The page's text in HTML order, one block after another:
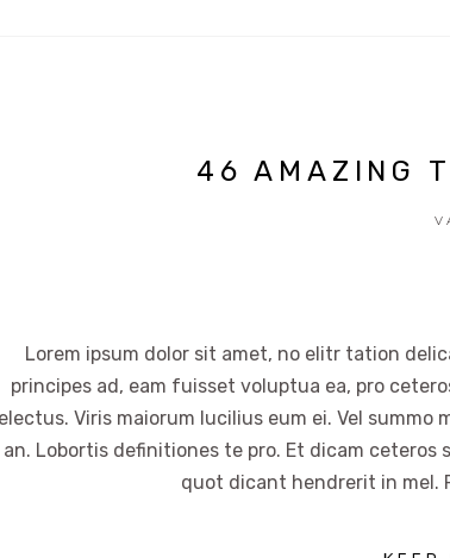
46 AMAZING
Lorem ipsum dolor sit amet, no elitr tation
principes ad, eam fuisset voluptua ea, pro
Viris maiorum lucilius eum ei. Vel
an. Lobortis definitiones te pro. Et dicam ceteros
quot dicant hendrerit in mel.